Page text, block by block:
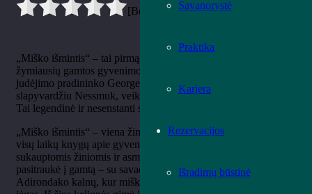
Savanorystė
Praktika
Karjera
Rezervacijos
Išradimų būstinė
[Bendrai: Vidurkis:0]
„Miško išmintis“ – tai pirmą kartą lietuviškai leidžiamas vieno
žymiausių gamtos gyvenimo filosofų ir išgyvenimo gamtoje
judėjimo pradininko George W. Sears, geriau žinomo
slapyvardžiu Nessmuk, veikalas. Knyga išleista dar 1884 m.
Tai legendinė ir nesenstanti stovyklavimo literatūros klasika.
„Miško išmintis“ – viena žinomiausių ir geriausiai parduodamų
visų laikų knygų apie gyvenimą gamtoje. Joje Nessmuk dalijasi
sukauptomis žiniomis ir asmenine patirtimi. Po sunkios ligos jis
pasitraukė į gamtą – su savadarbe kanoja išplaukė tyrinėti
Adirondako kalnų, kur miško tyla ir paprastumas padėjo atgauti